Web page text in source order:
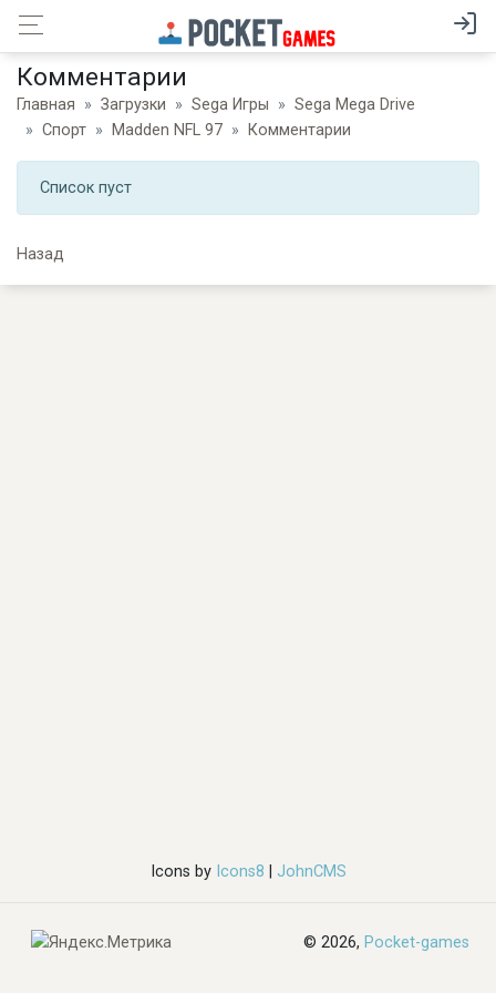
Комментарии
Главная Загрузки Sega Игры
Sega Mega Drive
Спорт
Madden NFL 97 Комментарии
Список пуст
Назад
Icons byIcons8 JohnCMS
© 2026, Pocket-games